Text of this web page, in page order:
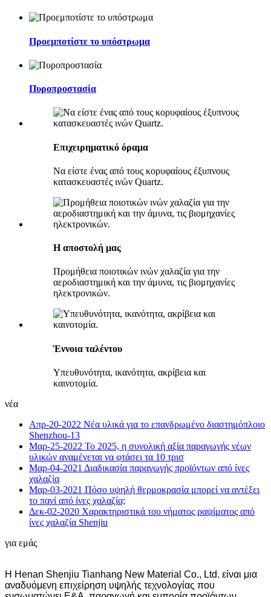
Προεμποτίστε το υπόστρωμα
Πυροπροστασία
Επιχειρηματικό όραμα
Να είστε ένας από τους κορυφαίους έξυπνους
κατασκευαστές ινών Quartz.
Η αποστολή μας
Προμήθεια ποιοτικών ινών χαλαζία για την
αεροδιαστημική και την άμυνα, τις βιομηχανίες
ηλεκτρονικών.
Έννοια ταλέντου
Υπευθυνότητα, ικανότητα, ακρίβεια και
καινοτομία.
νέα
Απρ-20-2022 Νέα υλικά για το επανδρωμένο διαστημόπλοιο
Shenzhou-13
Μαρ-25-2022 Το 2025, η συνολική αξία παραγωγής νέων
υλικών αναμένεται να φτάσει τα 10 τρισ
Μαρ-04-2021 Διαδικασία παραγωγής προϊόντων από ίνες
χαλαζία
Μαρ-03-2021 Πόσο υψηλή θερμοκρασία μπορεί να αντέξει
το πανί από ίνες χαλαζία;
Δεκ-02-2020 Χαρακτηριστικά του νήματος ραψίματος από
ίνες χαλαζία Shenjiu
για εμάς
Η Henan Shenjiu Tianhang New Material Co., Ltd. είναι μια
αναδυόμενη επιχείρηση υψηλής τεχνολογίας που